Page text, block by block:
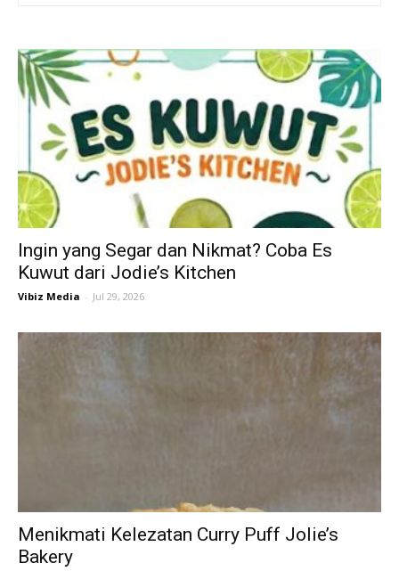
Ingin yang Segar dan Nikmat? Coba Es
Kuwut dari Jodie’s Kitchen
Vibiz Media - Jul 29, 2026
Menikmati Kelezatan Curry Puff Jolie’s
Bakery